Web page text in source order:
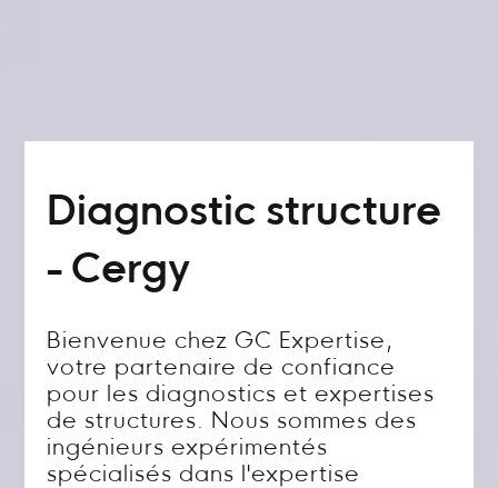
Diagnostic structure
- Cergy
Bienvenue chez GC Expertise,
votre partenaire de confiance
pour les diagnostics et expertises
de structures. Nous sommes des
ingénieurs expérimentés
spécialisés dans l'expertise